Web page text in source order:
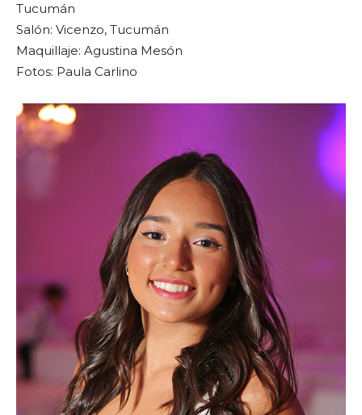
Tucumán
Salón: Vicenzo, Tucumán
Maquillaje: Agustina Mesón
Fotos: Paula Carlino